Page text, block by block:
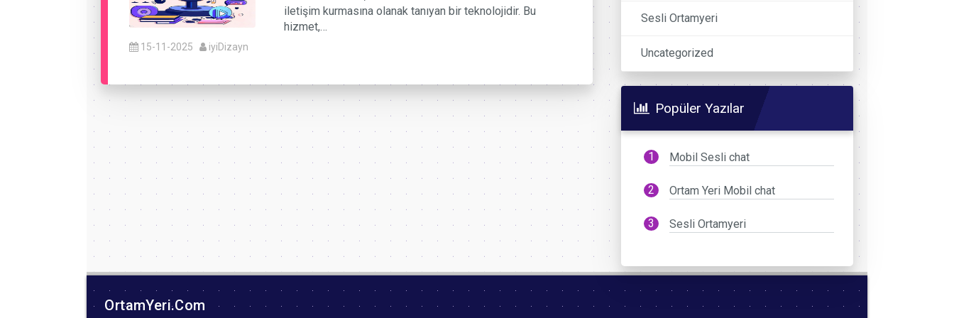
15-11-2025 iyiDizayn
iletişim kurmasına olanak tanıyan bir teknolojidir. Bu
hizmet,…
Sesli Ortamyeri
Uncategorized
Popüler Yazılar
Mobil Sesli chat
Ortam Yeri Mobil chat
Sesli Ortamyeri
OrtamYeri.Com